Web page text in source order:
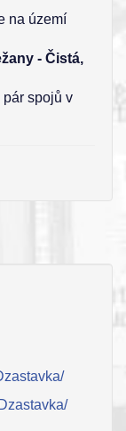
na území
- Čistá,
spojů v